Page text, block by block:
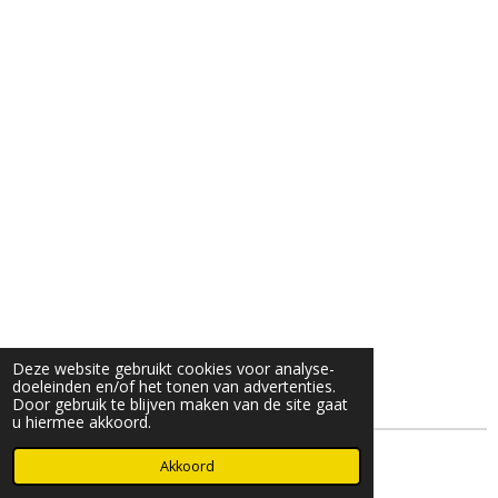
Deze website gebruikt cookies voor analyse-
doeleinden en/of het tonen van advertenties.
Door gebruik te blijven maken van de site gaat
u hiermee akkoord.
Akkoord
© 2025- 2026 Djöz mode